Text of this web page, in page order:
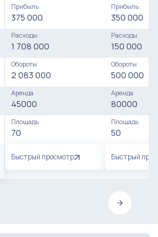
Прибыль
375 000
Расходы
1 708 000
Обороты
2 083 000
Аренда
45000
Площадь
70
Быстрый просмотр
Прибыль
350 000
Расходы
150 000
Обороты
500 000
Аренда
80000
Площадь
50
Быстрый